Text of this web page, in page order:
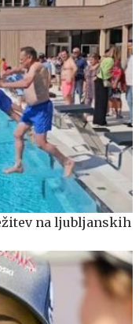
na ljubljanskih